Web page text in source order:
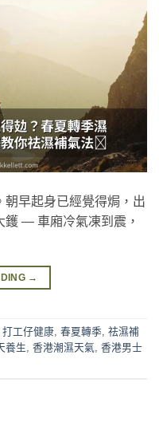
朝早起身已經覺得焗，出
鑊 — 車廂冷氣凍到震，
→
打工仔健康, 春夏轉季, 祛濕補
養生, 香港潮濕天氣, 香港男士